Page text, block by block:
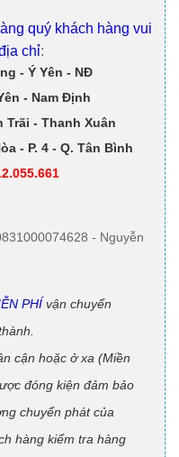
quý khách hàng vui
chỉ:
- Ý Yên - NĐ
- Nam Định
Trãi - Thanh Xuân
- P. 4 - Q. Tân Bình
- Nguyễn
PHÍ vận chuyển
cận hoặc ở xa (Miền
đóng kiện đảm bảo
chuyển phát của
hàng kiểm tra hàng